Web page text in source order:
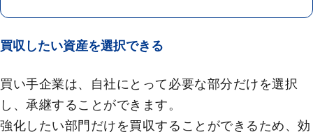
買収したい資産を選択できる
買い手企業は、自社にとって必要な部分だけを選択
し、承継することができます。
強化したい部門だけを買収することができるため、効